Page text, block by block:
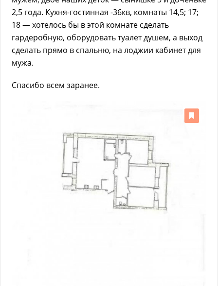
2,5 года. Кухня-гостинная -36кв, комнаты 14,5; 17;
18 — хотелось бы в этой комнате сделать
гардеробную, оборудовать туалет душем, а выход
сделать прямо в спальню, на лоджии кабинет для
мужа.
Спасибо всем заранее.